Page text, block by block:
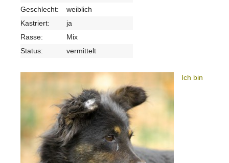
Geschlecht:
weiblich
Kastriert:
ja
Rasse:
Mix
Status:
vermittelt
Ich bin